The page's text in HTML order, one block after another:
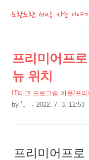
도란도란 세상 사는 이야
상
세
컨
텐
츠
본
제
목
프리미어프
뉴 위치
IT테크 프로그램 어플/프
by ˚。 2022. 7. 3. 12:53
프리미어프